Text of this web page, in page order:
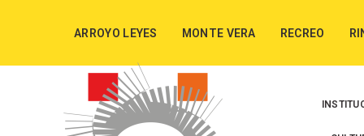
ARROYO LEYES MONTE VERA RECREO